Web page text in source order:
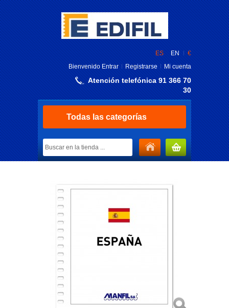
€
ES
EN
BienvenidoEntrar Registrarse Mi cuenta
Atención telefónica 91 366 70
30
Todas las categorías
MI CARRITO